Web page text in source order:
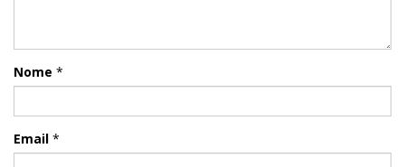
Nome *
Email *